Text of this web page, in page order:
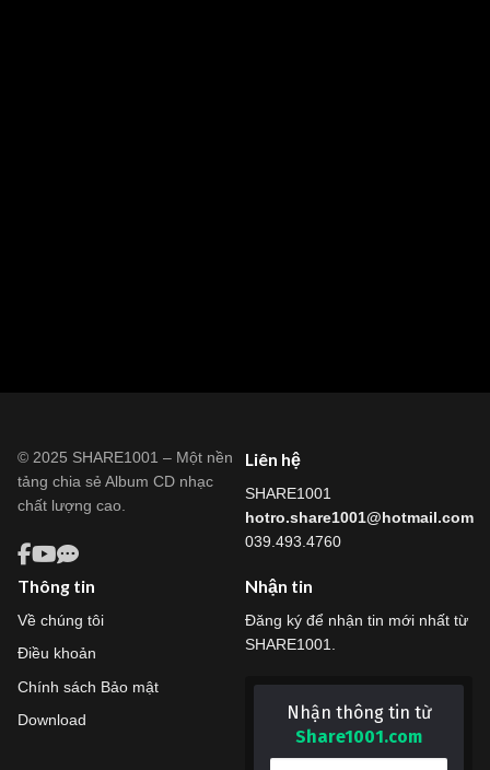
© 2025 SHARE1001 – Một nền
tảng chia sẻ Album CD nhạc
chất lượng cao.
Liên hệ
SHARE1001
hotro.share1001@hotmail.com
039.493.4760
Thông tin
Về chúng tôi
Điều khoản
Chính sách Bảo mật
Download
Nhận tin
Đăng ký để nhận tin mới nhất từ
SHARE1001.
Nhận thông tin từ
Share1001.com